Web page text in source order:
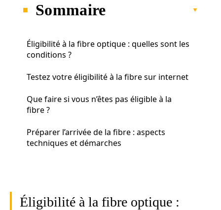
Sommaire
Éligibilité à la fibre optique : quelles sont les
conditions ?
Testez votre éligibilité à la fibre sur internet
Que faire si vous n’êtes pas éligible à la
fibre ?
Préparer l’arrivée de la fibre : aspects
techniques et démarches
Éligibilité à la fibre optique :